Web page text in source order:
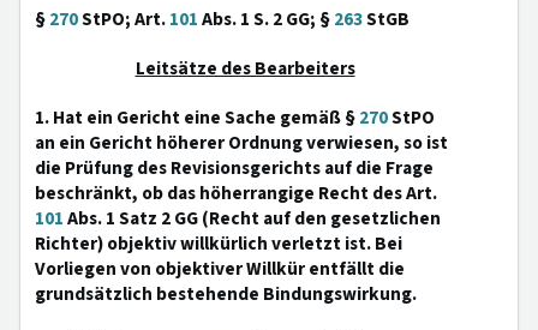
§270StPO; Art.101Abs. 1 S. 2 GG; §263StGB
Leitsätze des Bearbeiters
1. Hat ein Gericht eine Sache gemäß §270StPO
an ein Gericht höherer Ordnung verwiesen, so ist
die Prüfung des Revisionsgerichts auf die Frage
beschränkt, ob das höherrangige Recht des Art.
101Abs. 1 Satz 2 GG (Recht auf den gesetzlichen
Richter) objektiv willkürlich verletzt ist. Bei
Vorliegen von objektiver Willkür entfällt die
grundsätzlich bestehende Bindungswirkung.